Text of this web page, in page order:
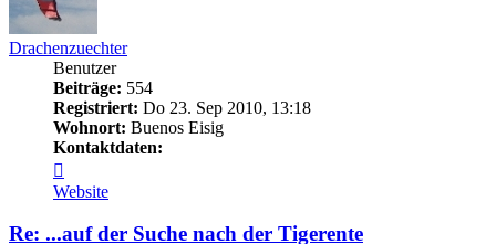
Drachenzuechter
Benutzer
Beiträge: 554
Registriert: Do 23. Sep 2010, 13:18
Wohnort: Buenos Eisig
Kontaktdaten:
von
Drachenzuechter
Website
Re: ...auf der Suche nach der Tigerente